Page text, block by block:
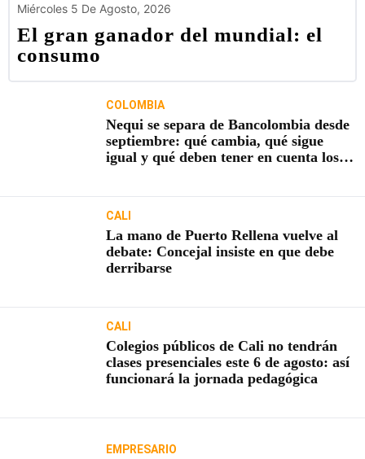
Miércoles 5 De Agosto, 2026
El gran ganador del mundial: el
consumo
COLOMBIA
Nequi se separa de Bancolombia desde
septiembre: qué cambia, qué sigue
igual y qué deben tener en cuenta los
CALI
La mano de Puerto Rellena vuelve al
debate: Concejal insiste en que debe
derribarse
CALI
Colegios públicos de Cali no tendrán
clases presenciales este 6 de agosto: así
funcionará la jornada pedagógica
EMPRESARIO